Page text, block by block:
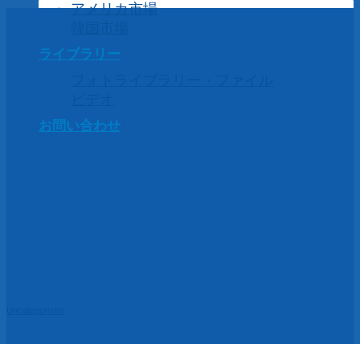
アメリカ市場
ライブラリー
お問い合わせ